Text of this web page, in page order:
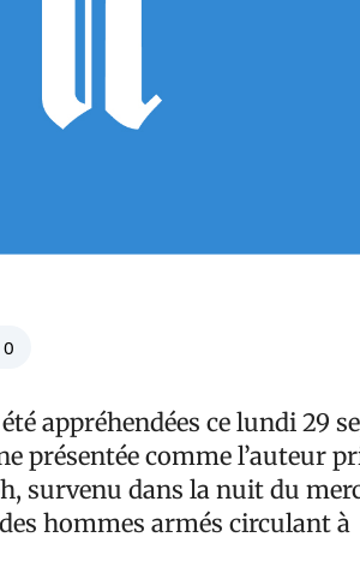
0
appréhendées ce lundi 29
présentée comme l’auteur
survenu dans la nuit du
hommes armés circulant à